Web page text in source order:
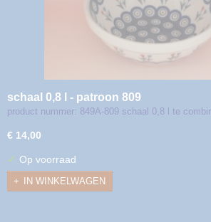
schaal 0,8 l - patroon 809
product nummer: 849A-809 schaal 0,8 l te
€ 14,00
✓ Op voorraad
IN WINKELWAGEN